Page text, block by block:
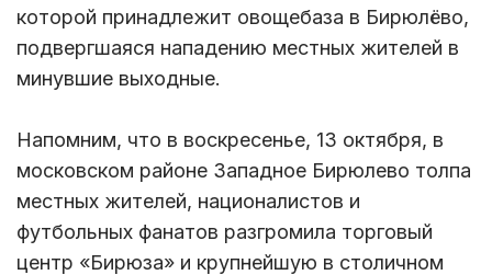
которой принадлежит овощебаза в Бирюлёво,
подвергшаяся нападению местных жителей в
минувшие выходные.
Напомним, что в воскресенье, 13 октября, в
московском районе Западное Бирюлево толпа
местных жителей, националистов и
футбольных фанатов разгромила торговый
центр «Бирюза» и крупнейшую в столичном